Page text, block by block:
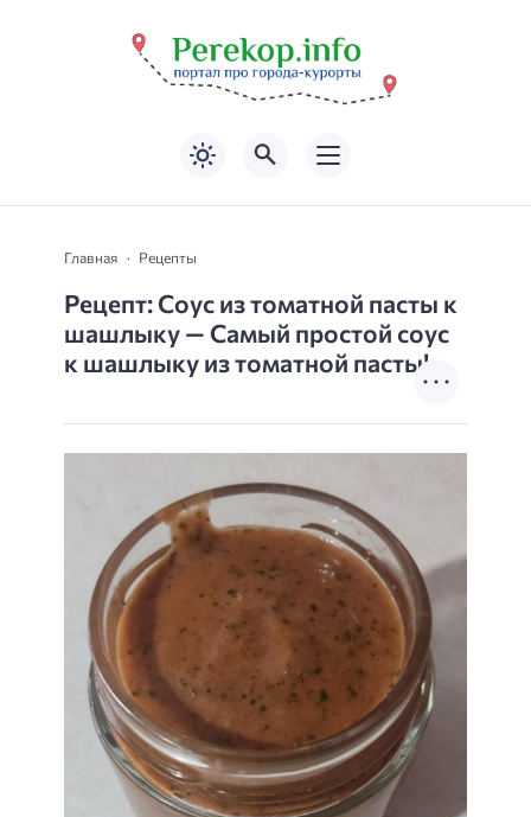
Главная Рецепты
Рецепт: Соус из томатной пасты к
шашлыку — Самый простой соус
к шашлыку из томатной пасты!